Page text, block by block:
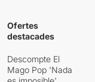
Ofertes
destacades
Descompte El
Mago Pop 'Nada